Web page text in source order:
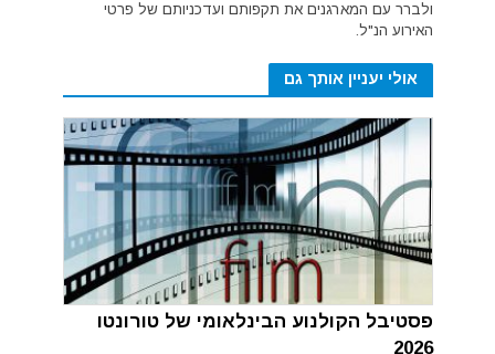
ולברר עם המארגנים את תקפותם ועדכניותם של פרטי
האירוע הנ"ל.
אולי יעניין אותך גם
פסטיבל הקולנוע הבינלאומי של טורונטו
2026